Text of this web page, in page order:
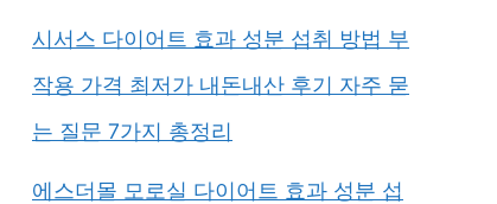
시서스 다이어트 효과 성분 섭취 방법 부
작용 가격 최저가 내돈내산 후기 자주 묻
는 질문 7가지 총정리
에스더몰 모로실 다이어트 효과 성분 섭